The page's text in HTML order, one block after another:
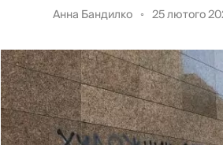
Анна Бандилко 25 лютого